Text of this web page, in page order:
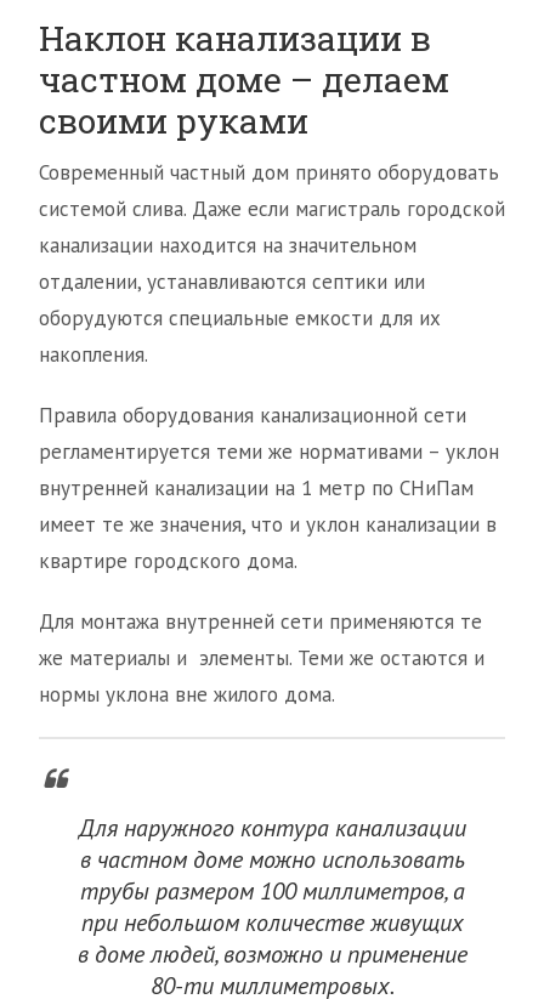
Наклон канализации в
частном доме – делаем
своими руками
Современный частный дом принято оборудовать
системой слива. Даже если магистраль городской
канализации находится на значительном
отдалении, устанавливаются септики или
оборудуются специальные емкости для их
накопления.
Правила оборудования канализационной сети
регламентируется теми же нормативами – уклон
внутренней канализации на 1 метр по СНиПам
имеет те же значения, что и уклон канализации в
квартире городского дома.
Для монтажа внутренней сети применяются те
же материалы и элементы. Теми же остаются и
нормы уклона вне жилого дома.
Для наружного контура канализации
в частном доме можно использовать
трубы размером 100 миллиметров, а
при небольшом количестве живущих
в доме людей, возможно и применение
80-ти миллиметровых.